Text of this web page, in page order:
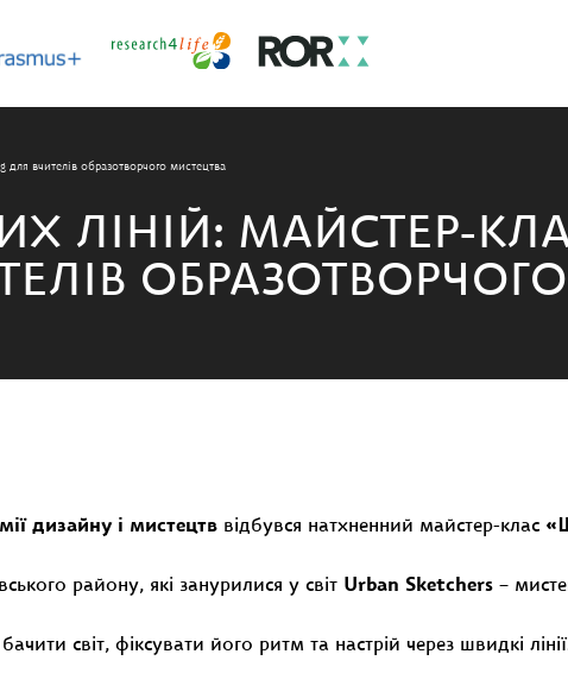
вчителів образотворчого мистецтва
ЛІНІЙ: МАЙСТЕР-
дизайну і мистецтв відбувся натхненний майстер-клас
району, які занурилися у світ Urban Sketchers –
світ, фіксувати його ритм та настрій через швидкі